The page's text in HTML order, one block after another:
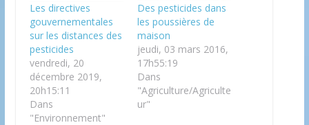
Les directives
gouvernementales
sur les distances des
pesticides
vendredi, 20
décembre 2019,
20h15:11
Dans
"Environnement"
Des pesticides dans
les poussières de
maison
jeudi, 03 mars 2016,
17h55:19
Dans
"Agriculture/Agriculte
ur"